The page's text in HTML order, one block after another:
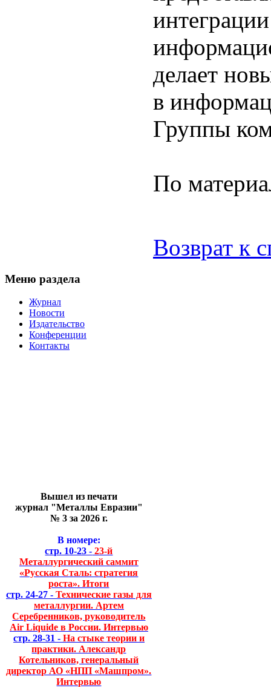
делает
в
Группы
По
Возврат к
Меню раздела
Журнал
Новости
Издательство
Конференции
Контакты
Вышел из печати
журнал "Металлы Евразии"
№ 3 за 2026 г.
В номере:
стр. 10-23 - 23-й
Металлургический саммит
«Русская Сталь: стратегия
роста». Итоги
стр. 24-27 - Технические газы для
металлургии. Артем
Серебренников, руководитель
Air Liquide в России. Интервью
стр. 28-31 - На стыке теории и
практики. Александр
Котельников, генеральный
директор АО «НПП «Машпром».
Интервью